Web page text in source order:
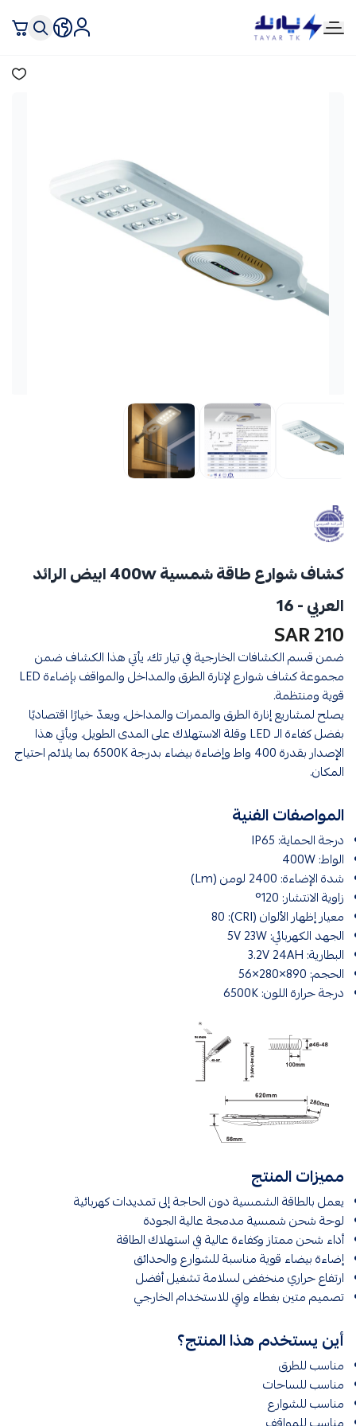
تيار تك إنارة وكهرباء
كشاف شوارع طاقة شمسية 400w ابيض الرائد
العربي - 16
210 SAR
ضمن قسم الكشافات الخارجية في تيار تك، يأتي هذا الكشاف ضمن
مجموعة كشاف شوارع لإنارة الطرق والمداخل والمواقف بإضاءة LED
قوية ومنتظمة.
يصلح لمشاريع إنارة الطرق والممرات والمداخل، ويعدّ خيارًا اقتصاديًا
بفضل كفاءة الـ LED وقلة الاستهلاك على المدى الطويل. ويأتي هذا
الإصدار بقدرة 400 واط وإضاءة بيضاء بدرجة 6500K بما يلائم احتياج
المكان.
المواصفات الفنية
درجة الحماية: IP65
الواط: 400W
شدة الإضاءة: 2400 لومن (Lm)
زاوية الانتشار: 120°
معيار إظهار الألوان (CRI): 80
الجهد الكهربائي: 5V 23W
البطارية: 3.2V 24AH
الحجم: 890×280×56
درجة حرارة اللون: 6500K
مميزات المنتج
يعمل بالطاقة الشمسية دون الحاجة إلى تمديدات كهربائية
لوحة شحن شمسية مدمجة عالية الجودة
أداء شحن ممتاز وكفاءة عالية في استهلاك الطاقة
إضاءة بيضاء قوية مناسبة للشوارع والحدائق
ارتفاع حراري منخفض لسلامة تشغيل أفضل
تصميم متين بغطاء واقٍ للاستخدام الخارجي
أين يستخدم هذا المنتج؟
مناسب للطرق
مناسب للساحات
مناسب للشوارع